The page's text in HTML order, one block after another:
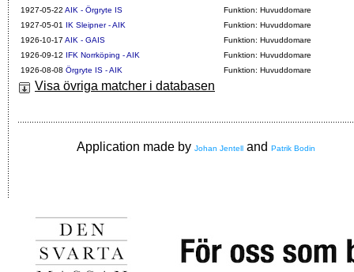
1927-05-22 AIK - Örgryte IS
Funktion: Huvuddomare
1927-05-01 IK Sleipner - AIK
Funktion: Huvuddomare
1926-10-17 AIK - GAIS
Funktion: Huvuddomare
1926-09-12 IFK Norrköping - AIK
Funktion: Huvuddomare
1926-08-08 Örgryte IS - AIK Funktion: Huvuddomare
Visa övriga matcher i databasen
Application made by Johan Jentell and Patrik Bodin